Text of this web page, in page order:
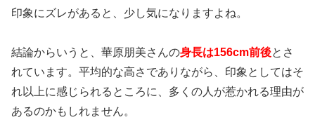
印象にズレがあると、少し気になりますよね。
結論からいうと、 華原朋美さんの身長は156cm前後とさ
れています。平均的な高さでありながら、印象としてはそ
れ以上に感じられるところに、多くの人が惹かれる理由が
あるのかもしれません。